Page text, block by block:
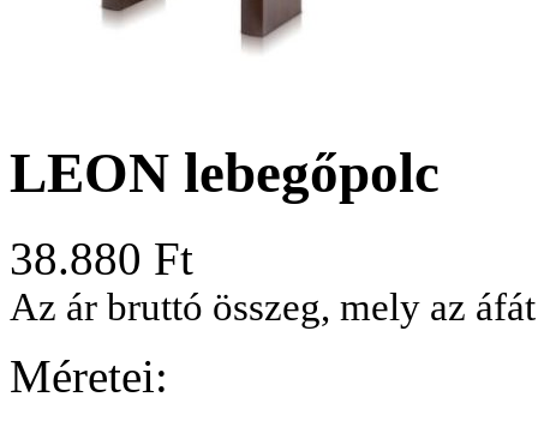
LEON lebegőpolc
38.880 Ft
Az ár bruttó összeg, mely az
Méretei: